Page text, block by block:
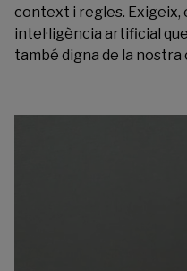
context i regles. Exigeix,
intel·ligència artificial
també digna de la nostra